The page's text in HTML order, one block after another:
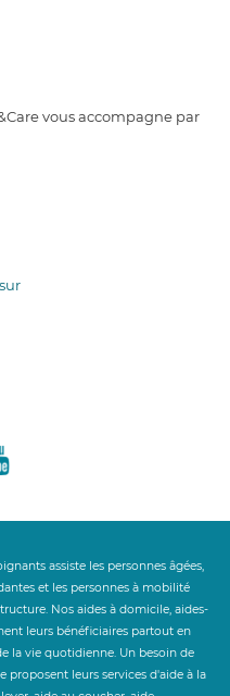
vous accompagne par
assiste les personnes âgées,
et les personnes à mobilité
Nos aides à domicile, aides-
leurs bénéficiaires partout en
la vie quotidienne. Un besoin de
proposent leurs services d'aide à la